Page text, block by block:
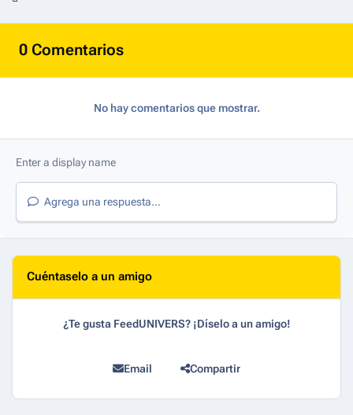
0 Comentarios
No hay comentarios que mostrar.
Agrega una respuesta...
Cuéntaselo a un amigo
¿Te gusta FeedUNIVERS? ¡Díselo a un amigo!
Email Compartir